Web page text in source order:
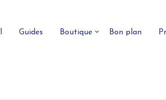
Guides Boutique Bon plan